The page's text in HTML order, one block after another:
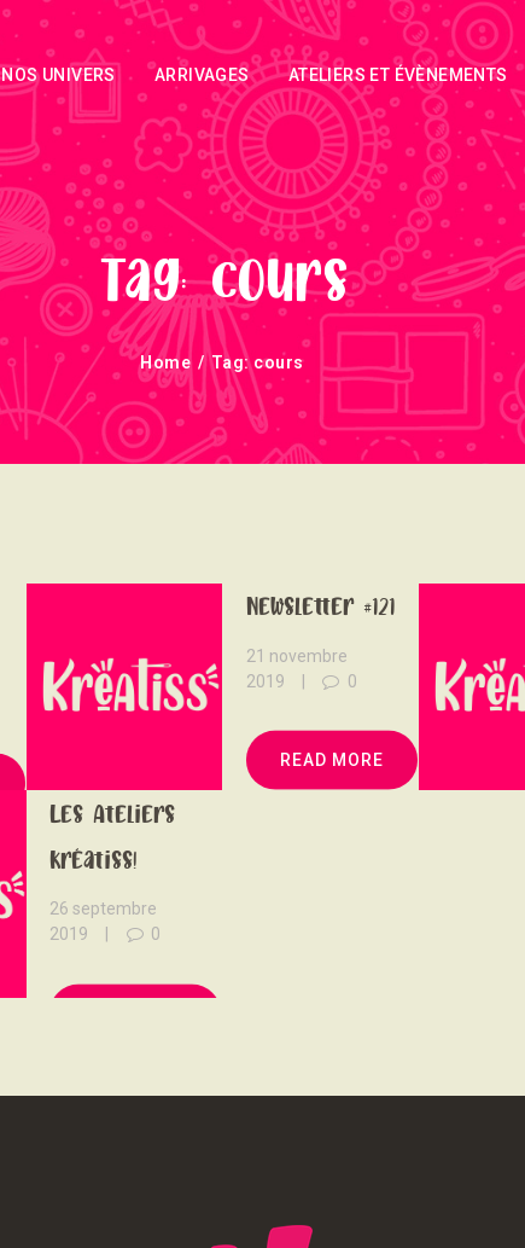
NOS UNIVERS ARRIVAGES ATELIERS ET ÉVÈNEMENTS
Tag: cours
Home Tag: cours
ACCUEIL
NOS UNIVERS
ARRIVAGES
ATELIERS ET
ÉVÈNEMENTS
INFOS
ÉVÈNEMENTS
NEWSLETTERS
Newsletter #121
21 novembre
2019
0
READ MORE
Les Ateliers
Kréatiss!
26 septembre
2019
0